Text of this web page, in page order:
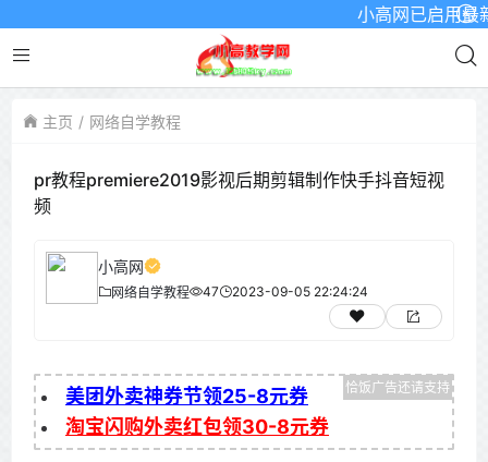
小高网已启用最新
主页 网络自学教程
pr教程premiere2019影视后期剪辑制作快手抖音短视
频
小高网
网络自学教程 47 2023-09-05 22:24:24
美团外卖神券节领25-8元券
淘宝闪购外卖红包领30-8元券